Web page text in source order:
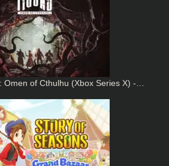
Omen of Cthulhu (Xbox Series X) -…